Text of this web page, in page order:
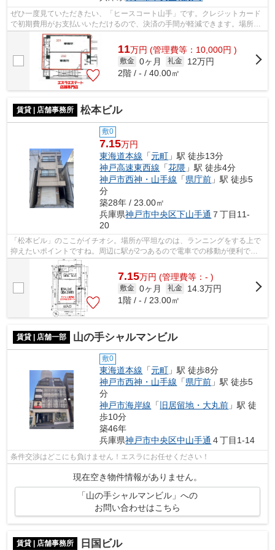
ぜひ一度見ていただきたい、「ヒースコート山手」です。クレジットカード
で初期費用がお支払いいただけるので、決済の手間が軽減できます。場所が
平坦なのは、ランニングをする上で抑...
11万円 (管理費等：10,000円 )
敷金 0ヶ月 礼金
12万円
2階 / - / 40.00㎡
賃貸 | 店舗事務所 松本ビル
敷0
7.15万円
東海道本線 「元町 」駅 徒歩13分
神戸高速東西線 「花隈 」駅 徒歩4分
神戸市西神・山手線 「県庁前 」駅 徒歩5
分
築28年 / 23.00㎡
兵庫県神戸市中央区下山手通 ７丁目11-
20
「松本ビル」のここがイチオシ。場所が平坦なのは、ランニングをする上で
抑えたいポイントですね。周辺に駅が2つあるので電車での移動が便利で
す。クレジットカードで初期費用がお支払...
7.15万円 (管理費等：- )
敷金 0ヶ月 礼金
14.3万円
1階 / - / 23.00㎡
賃貸 | 店舗一部 山の手シャルマンビル
敷0
東海道本線 「元町 」駅 徒歩8分
神戸市西神・山手線 「県庁前 」駅 徒歩5
分
神戸市海岸線 「 旧居留地・大丸前 」駅 徒
歩10分
築46年
兵庫県神戸市中央区中山手通 ４丁目1-14
条件交渉はどこにも負けません！エスラにお任せください！
現在空き物件情報がありません。
「山の手シャルマンビル」への
お問い合わせはこちら
賃貸 | 店舗事務所 日国ビル